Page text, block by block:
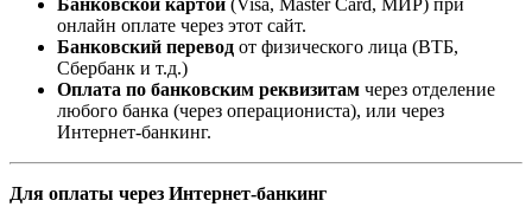
онлайн оплате через этот сайт.
Банковский перевод от физического лица (ВТБ,
Сбербанк и т.д.)
Оплата по банковским реквизитам через отделение
любого банка (через операциониста), или через
Интернет-банкинг.
Для оплаты через Интернет-банкинг